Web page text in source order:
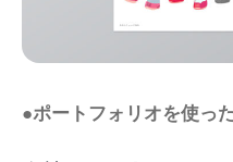
●ポートフォリオを使っ